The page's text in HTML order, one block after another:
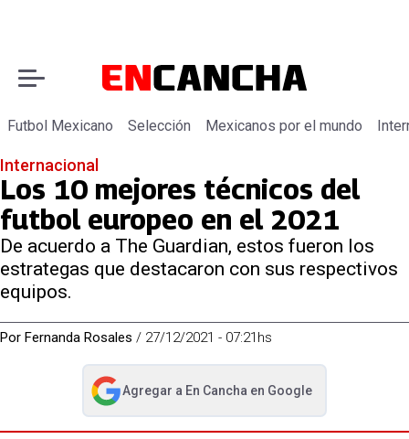
Futbol Mexicano Selección Mexicanos por el mundo
Internacional
Los 10 mejores técnicos del
futbol europeo en el 2021
De acuerdo a The Guardian, estos fueron los
estrategas que destacaron con sus respectivos
equipos.
Por Fernanda Rosales / 27/12/2021 - 07:21hs
Agregar a En Cancha en Google
abre en nueva pestaña